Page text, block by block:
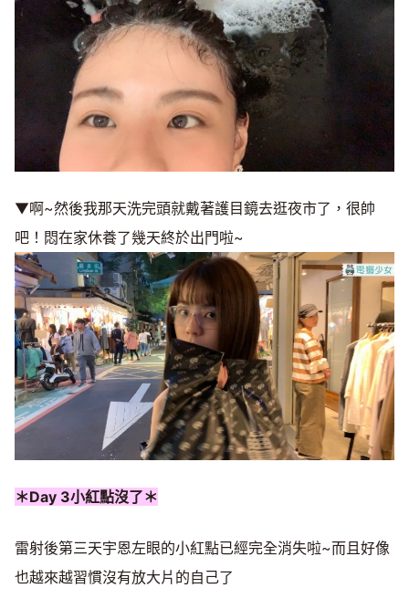
▼啊~然後我那天洗完頭就戴著護目鏡去逛夜市了，很帥
吧！悶在家休養了幾天終於出門啦~
＊Day 3小紅點沒了＊
雷射後第三天宇恩左眼的小紅點已經完全消失啦~而且好像
也越來越習慣沒有放大片的自己了